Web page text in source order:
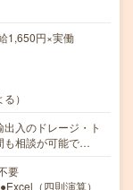
1,650円×実働
）
入のドレージ・ト
も相談が可能で…
要
（四則演算）